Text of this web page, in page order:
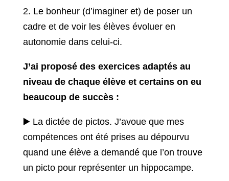
2. Le bonheur (d’imaginer et) de poser un
cadre et de voir les élèves évoluer en
autonomie dans celui-ci.
J’ai proposé des exercices adaptés au
niveau de chaque élève et certains on eu
beaucoup de succès :
▶️ La dictée de pictos. J’avoue que mes
compétences ont été prises au dépourvu
quand une élève a demandé que l’on trouve
un picto pour représenter un hippocampe.